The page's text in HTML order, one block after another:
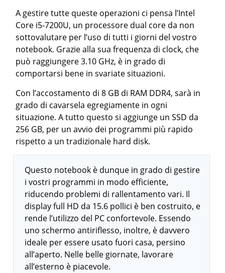
A gestire tutte queste operazioni ci pensa l’Intel
Core i5-7200U, un processore dual core da non
sottovalutare per l’uso di tutti i giorni del vostro
notebook. Grazie alla sua frequenza di clock, che
può raggiungere 3.10 GHz, è in grado di
comportarsi bene in svariate situazioni.
Con l’accostamento di 8 GB di RAM DDR4, sarà in
grado di cavarsela egregiamente in ogni
situazione. A tutto questo si aggiunge un SSD da
256 GB, per un avvio dei programmi più rapido
rispetto a un tradizionale hard disk.
Questo notebook è dunque in grado di gestire
i vostri programmi in modo efficiente,
riducendo problemi di rallentamento vari. Il
display full HD da 15.6 pollici è ben costruito, e
rende l’utilizzo del PC confortevole. Essendo
uno schermo antiriflesso, inoltre, è davvero
ideale per essere usato fuori casa, persino
all’aperto. Nelle belle giornate, lavorare
all’esterno è piacevole.